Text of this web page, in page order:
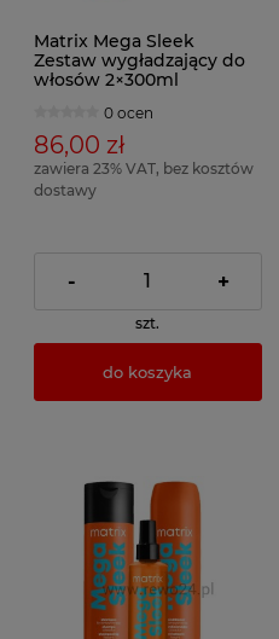
Matrix Mega Sleek
Zestaw wygładzający do
włosów 2×300ml
0 ocen
86,00 zł
zawiera 23% VAT, bez kosztów
dostawy
- +
szt.
do koszyka